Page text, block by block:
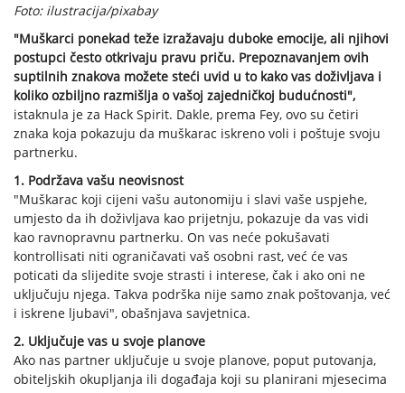
Foto: ilustracija/pixabay
"Muškarci ponekad teže izražavaju duboke emocije, ali njihovi
postupci često otkrivaju pravu priču. Prepoznavanjem ovih
suptilnih znakova možete steći uvid u to kako vas doživljava i
koliko ozbiljno razmišlja o vašoj zajedničkoj budućnosti",
istaknula je za Hack Spirit. Dakle, prema Fey, ovo su četiri
znaka koja pokazuju da muškarac iskreno voli i poštuje svoju
partnerku.
1. Podržava vašu neovisnost
"Muškarac koji cijeni vašu autonomiju i slavi vaše uspjehe,
umjesto da ih doživljava kao prijetnju, pokazuje da vas vidi
kao ravnopravnu partnerku. On vas neće pokušavati
kontrollisati niti ograničavati vaš osobni rast, već će vas
poticati da slijedite svoje strasti i interese, čak i ako oni ne
uključuju njega. Takva podrška nije samo znak poštovanja, već
i iskrene ljubavi", obašnjava savjetnica.
2. Uključuje vas u svoje planove
Ako nas partner uključuje u svoje planove, poput putovanja,
obiteljskih okupljanja ili događaja koji su planirani mjesecima